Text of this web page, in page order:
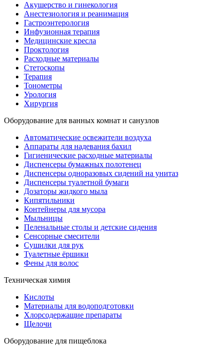
Акушерство и гинекология
Анестезиология и реанимация
Гастроэнтерология
Инфузионная терапия
Медицинские кресла
Проктология
Расходные материалы
Стетоскопы
Терапия
Тонометры
Урология
Хирургия
Оборудование для ванных комнат и санузлов
Автоматические освежители воздуха
Аппараты для надевания бахил
Гигиенические расходные материалы
Диспенсеры бумажных полотенец
Диспенсеры одноразовых сидений на унитаз
Диспенсеры туалетной бумаги
Дозаторы жидкого мыла
Кипятильники
Контейнеры для мусора
Мыльницы
Пеленальные столы и детские сидения
Сенсорные смесители
Сушилки для рук
Туалетные ёршики
Фены для волос
Техническая химия
Кислоты
Материалы для водоподготовки
Хлорсодержащие препараты
Щелочи
Оборудование для пищеблока